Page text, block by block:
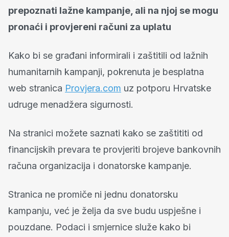
prepoznati lažne kampanje, ali na njoj se mogu
pronaći i provjereni računi za uplatu
Kako bi se građani informirali i zaštitili od lažnih
humanitarnih kampanji, pokrenuta je besplatna
web stranica Provjera.com uz potporu Hrvatske
udruge menadžera sigurnosti.
Na stranici možete saznati kako se zaštititi od
financijskih prevara te provjeriti brojeve bankovnih
računa organizacija i donatorske kampanje.
Stranica ne promiče ni jednu donatorsku
kampanju, već je želja da sve budu uspješne i
pouzdane. Podaci i smjernice služe kako bi